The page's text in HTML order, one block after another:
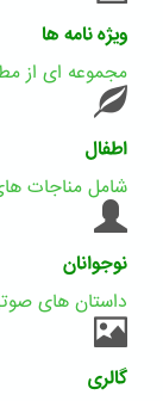
ویژه نامه ها
مجموعه ای از
اطفال
شامل مناجات
نوجوانان
داستان های
گالری